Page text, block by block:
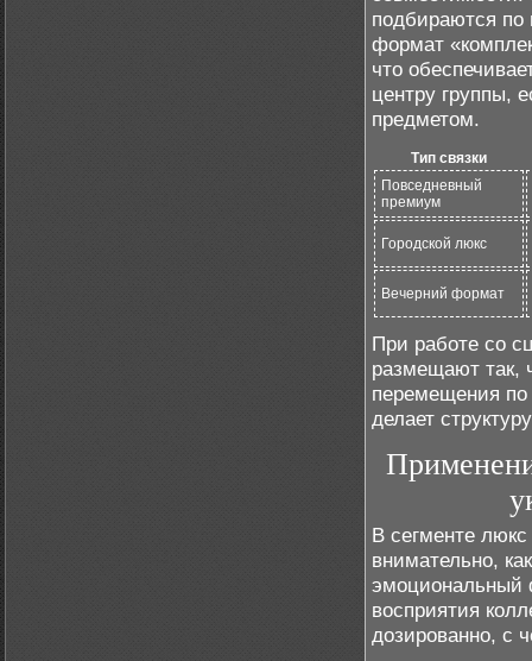
подбираются по
формат
что
центру группы,
предметом.
Тип связки
Повседневный
премиум
Городской люкс
Вечерний формат
При работе со
размещают так,
перемещения
делает
В сегменте
внимательно,
эмоциональный
восприятия
дозированно, с